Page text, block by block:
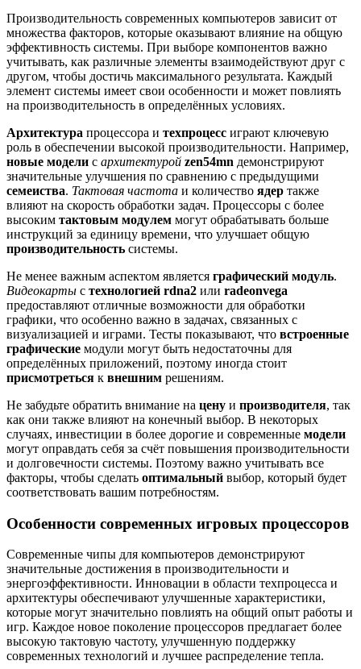
Производительность современных компьютеров зависит от
множества факторов, которые оказывают влияние на общую
эффективность системы. При выборе компонентов важно
учитывать, как различные элементы взаимодействуют друг с
другом, чтобы достичь максимального результата. Каждый
элемент системы имеет свои особенности и может повлиять
на производительность в определённых условиях.
Архитектура процессора и техпроцесс играют ключевую
роль в обеспечении высокой производительности. Например,
новые модели с архитектурой zen54mn демонстрируют
значительные улучшения по сравнению с предыдущими
семеиства. Тактовая частота и количество ядер также
влияют на скорость обработки задач. Процессоры с более
высоким тактовым модулем могут обрабатывать больше
инструкций за единицу времени, что улучшает общую
производительность системы.
Не менее важным аспектом является графический модуль.
Видеокарты с технологией rdna2 или radeonvega
предоставляют отличные возможности для обработки
графики, что особенно важно в задачах, связанных с
визуализацией и играми. Тесты показывают, что встроенные
графические модули могут быть недостаточны для
определённых приложений, поэтому иногда стоит
присмотреться к внешним решениям.
Не забудьте обратить внимание на цену и производителя, так
как они также влияют на конечный выбор. В некоторых
случаях, инвестиции в более дорогие и современные модели
могут оправдать себя за счёт повышения производительности
и долговечности системы. Поэтому важно учитывать все
факторы, чтобы сделать оптимальный выбор, который будет
соответствовать вашим потребностям.
Особенности современных игровых процессоров
Современные чипы для компьютеров демонстрируют
значительные достижения в производительности и
энергоэффективности. Инновации в области техпроцесса и
архитектуры обеспечивают улучшенные характеристики,
которые могут значительно повлиять на общий опыт работы и
игр. Каждое новое поколение процессоров предлагает более
высокую тактовую частоту, улучшенную поддержку
современных технологий и лучшее распределение тепла.